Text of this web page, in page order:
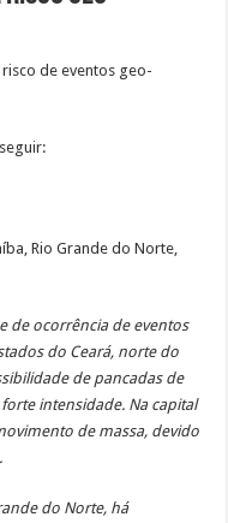
de eventos geo-
Rio Grande do Norte,
de ocorrência de eventos
do Ceará, norte do
de pancadas de
intensidade. Na capital
de massa, devido
do Norte, há